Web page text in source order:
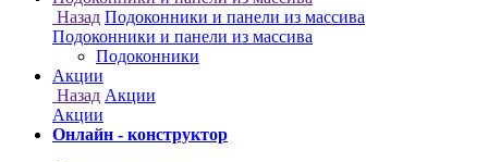
Онлайн - конструктор